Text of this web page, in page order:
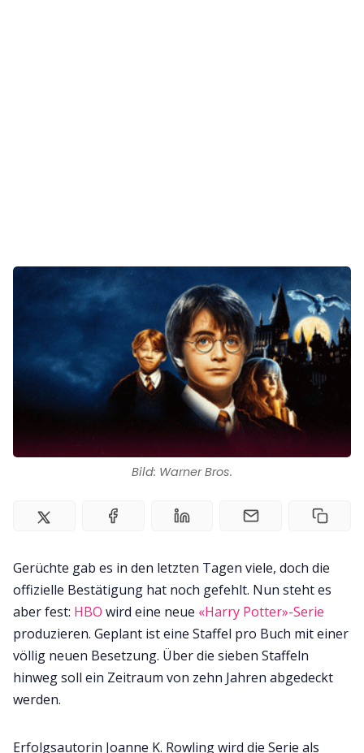
Kontakt
Impressum
Bild: Warner Bros.
Gerüchte gab es in den letzten Tagen viele, doch die
offizielle Bestätigung hat noch gefehlt. Nun steht es
aber fest: HBO wird eine neue «Harry Potter»-Serie
produzieren. Geplant ist eine Staffel pro Buch mit einer
völlig neuen Besetzung. Über die sieben Staffeln
hinweg soll ein Zeitraum von zehn Jahren abgedeckt
werden.
Erfolgsautorin Joanne K. Rowling wird die Serie als